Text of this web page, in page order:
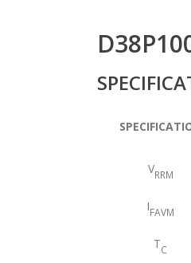
VRRM
IFAVM
TC